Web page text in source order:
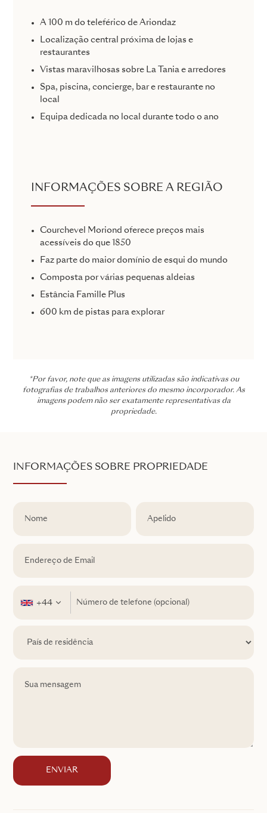
A 100 m do teleférico de Ariondaz
Localização central próxima de lojas e
restaurantes
Vistas maravilhosas sobre La Tania e arredores
Spa, piscina, concierge, bar e restaurante no
local
Equipa dedicada no local durante todo o ano
INFORMAÇÕES SOBRE A REGIÃO
Courchevel Moriond oferece preços mais
acessíveis do que 1850
Faz parte do maior domínio de esqui do mundo
Composta por várias pequenas aldeias
Estância Famille Plus
600 km de pistas para explorar
*Por favor, note que as imagens utilizadas são indicativas ou
fotografias de trabalhos anteriores do mesmo incorporador. As
imagens podem não ser exatamente representativas da
propriedade.
INFORMAÇÕES SOBRE PROPRIEDADE
+44
ENVIAR